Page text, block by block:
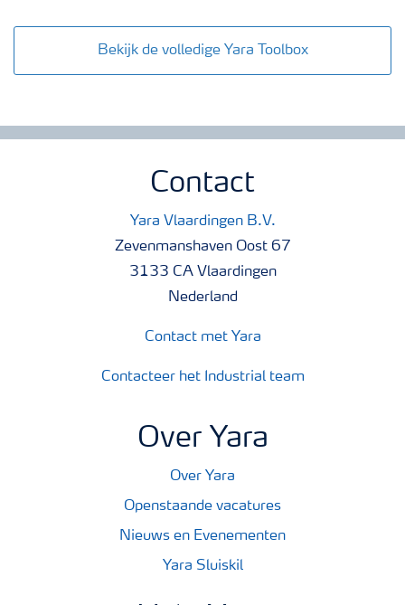
Bekijk de volledige Yara Toolbox
Contact
Yara Vlaardingen B.V.
Zevenmanshaven Oost 67
3133 CA Vlaardingen
Nederland
Contact met Yara
Contacteer het Industrial team
Over Yara
Over Yara
Openstaande vacatures
Nieuws en Evenementen
Yara Sluiskil